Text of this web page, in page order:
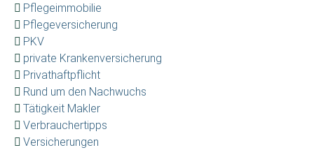
Pflegeimmobilie
Pflegeversicherung
PKV
private Krankenversicherung
Privathaftpflicht
Rund um den Nachwuchs
Tätigkeit Makler
Verbrauchertipps
Versicherungen